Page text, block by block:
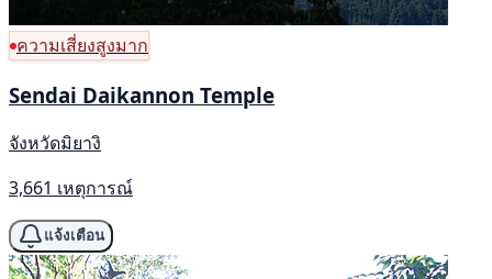
ความเสี่ยงสูงมาก
Sendai Daikannon Temple
จังหวัดมิยางิ
3,661 เหตุการณ์
แจ้งเตือน